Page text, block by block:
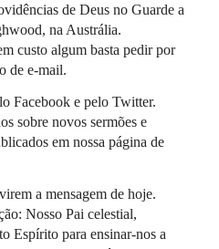
de Deus no Guarde a
na Austrália.
custo algum basta pedir por
de e-mail.
Facebook e pelo Twitter.
sobre novos sermões e
em nossa página de
a mensagem de hoje.
Nosso Pai celestial,
Espírito para ensinar-nos a